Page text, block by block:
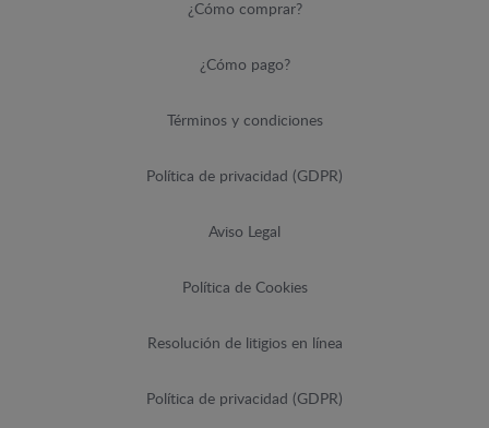
¿Cómo comprar?
¿Cómo pago?
Términos y condiciones
Política de privacidad (GDPR)
Aviso Legal
Política de Cookies
Resolución de litigios en línea
Política de privacidad (GDPR)